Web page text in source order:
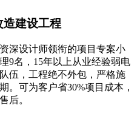
造建设工程
深设计师领衔的项目专案小
9名，15年以上从业经验弱电
伍，工程绝不外包，严格施
。可为客户省30%项目成本，
后。